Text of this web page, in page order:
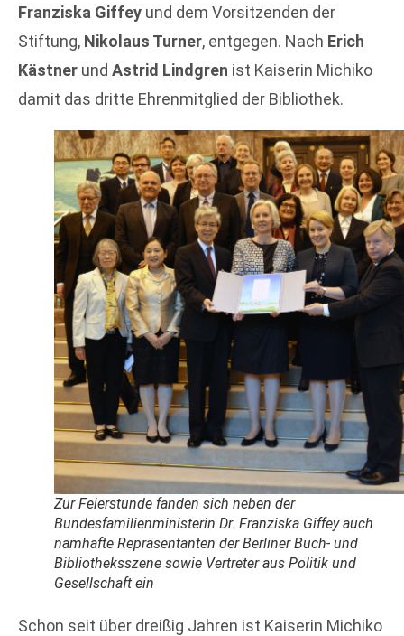
Franziska Giffey und dem Vorsitzenden der
Stiftung, Nikolaus Turner, entgegen. Nach Erich
Kästner und Astrid Lindgren ist Kaiserin Michiko
damit das dritte Ehrenmitglied der Bibliothek.
Zur Feierstunde fanden sich neben der
Bundesfamilienministerin Dr. Franziska Giffey auch
namhafte Repräsentanten der Berliner Buch- und
Bibliotheksszene sowie Vertreter aus Politik und
Gesellschaft ein
Schon seit über dreißig Jahren ist Kaiserin Michiko